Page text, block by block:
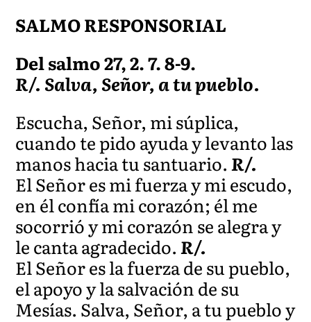
SALMO RESPONSORIAL
Del salmo 27, 2. 7. 8-9.
R/. Salva, Señor, a tu pueblo.
Escucha, Señor, mi súplica,
cuando te pido ayuda y levanto las
manos hacia tu santuario.R/.
El Señor es mi fuerza y mi escudo,
en él confía mi corazón; él me
socorrió y mi corazón se alegra y
le canta agradecido.R/.
El Señor es la fuerza de su pueblo,
el apoyo y la salvación de su
Mesías. Salva, Señor, a tu pueblo y